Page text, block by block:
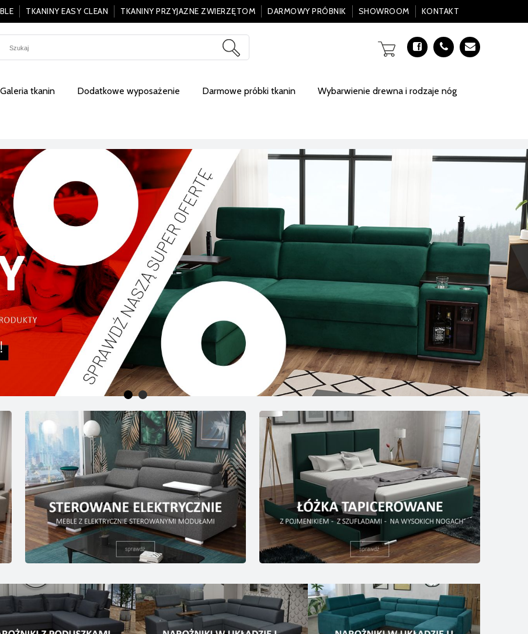
TKANINY EASY CLEAN TKANINY PRZYJAZNE ZWIERZĘTOM DARMOWY PRÓBNIK SHOWROOM KONTAKT
Galeria tkanin Dodatkowe wyposażenie Darmowe próbki tkanin Wybarwienie drewna i rodzaje nóg